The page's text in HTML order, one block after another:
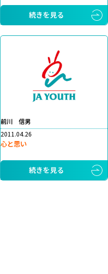
続きを見る
前川 信男
2011.04.26
心と思い
続きを見る